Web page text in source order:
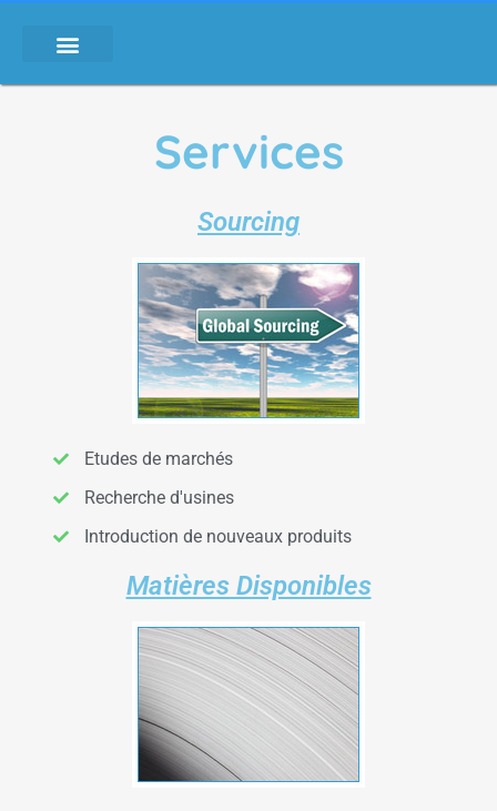
Services
Sourcing
Etudes de marchés
Recherche d'usines
Introduction de nouveaux produits
Matières Disponibles